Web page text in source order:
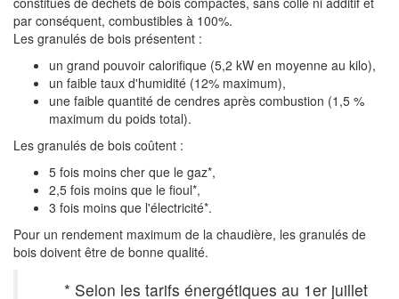
par conséquent, combustibles à 100%.
Les granulés de bois présentent :
un grand pouvoir calorifique (5,2 kW en moyenne au kilo),
un faible taux d'humidité (12% maximum),
une faible quantité de cendres après combustion (1,5 %
maximum du poids total).
Les granulés de bois coûtent :
5 fois moins cher que le gaz*,
2,5 fois moins que le fioul*,
3 fois moins que l'électricité*.
Pour un rendement maximum de la chaudière, les granulés de
bois doivent être de bonne qualité.
* Selon les tarifs énergétiques au 1er juillet